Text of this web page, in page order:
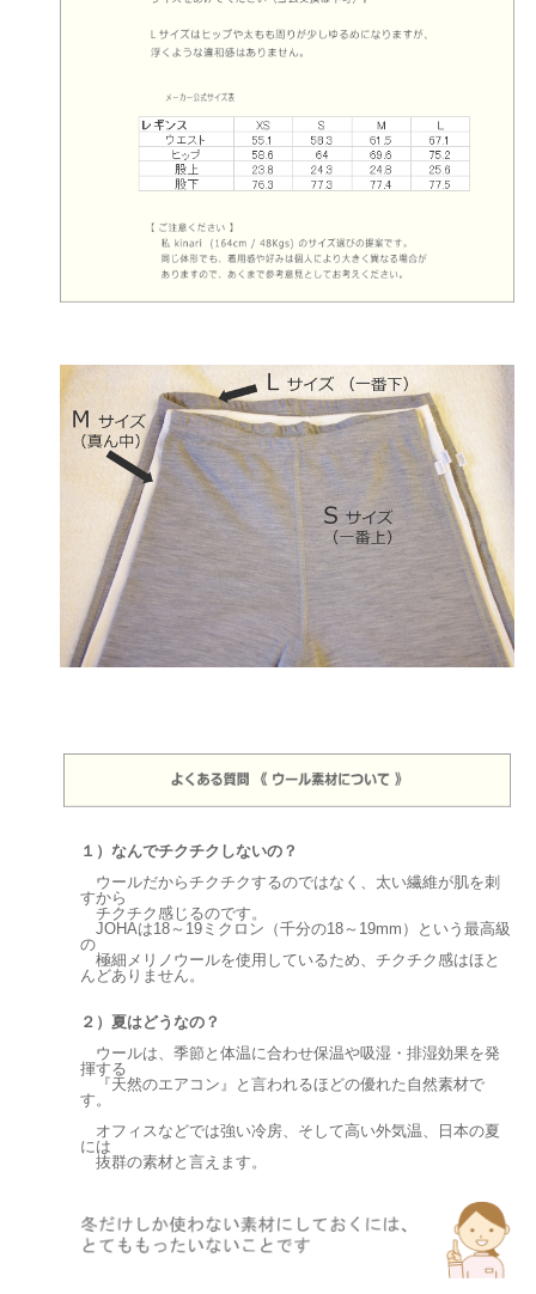
１）なんでチクチクしないの？
ウールだからチクチクするのではなく、太い繊維が肌を刺
すから
チクチク感じるのです。
JOHAは18～19ミクロン（千分の18～19mm）という最高級
の
極細メリノウールを使用しているため、チクチク感はほと
んどありません。
２）夏はどうなの？
ウールは、季節と体温に合わせ保温や吸湿・排湿効果を発
揮する
『天然のエアコン』と言われるほどの優れた自然素材で
す。
オフィスなどでは強い冷房、そして高い外気温、日本の夏
には
抜群の素材と言えます。